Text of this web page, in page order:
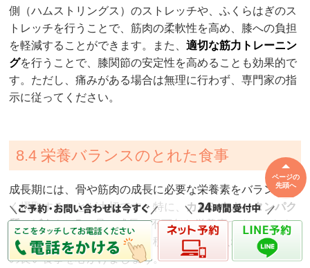
側（ハムストリングス）のストレッチや、ふくらはぎのス
トレッチを行うことで、筋肉の柔軟性を高め、膝への負担
を軽減することができます。また、適切な筋力トレーニン
グを行うことで、膝関節の安定性を高めることも効果的で
す。ただし、痛みがある場合は無理に行わず、専門家の指
示に従ってください。
8.4 栄養バランスのとれた食事
成長期には、骨や筋肉の成長に必要な栄養素をバランスよ
く摂取することが大切です。特に、カルシウム、タンパク
質、ビタミンDは骨の成長に不可欠な栄養素です。これら
の栄養素を豊富に含む食品を積極的に摂り入れ、バランス
の良い食事を心がけましょう。
ページの
先頭へ